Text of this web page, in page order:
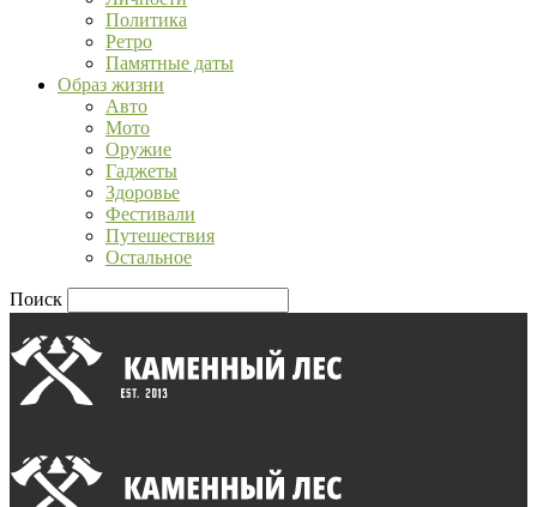
Политика
Ретро
Памятные даты
Образ жизни
Авто
Мото
Оружие
Гаджеты
Здоровье
Фестивали
Путешествия
Остальное
Поиск